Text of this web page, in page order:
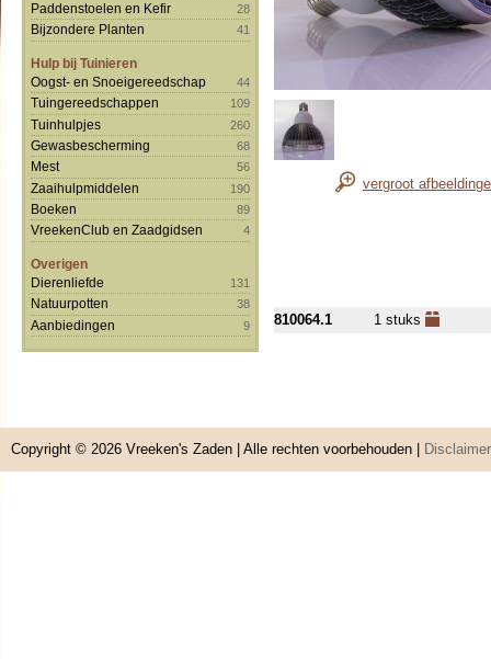
Paddenstoelen en Kefir 28
Bijzondere Planten 41
Hulp bij Tuinieren
Oogst- en Snoeigereedschap
44
Tuingereedschappen 109
Tuinhulpjes 260
Gewasbescherming 68
Mest 56
Zaaihulpmiddelen 190
Boeken 89
VreekenClub en Zaadgidsen 4
Overigen
Dierenliefde
131
Natuurpotten 38
Aanbiedingen 9
vergroot
810064.1 1 stuks
Copyright © 2026 Vreeken's Zaden | Alle rechten voorbehouden | Disclaimer